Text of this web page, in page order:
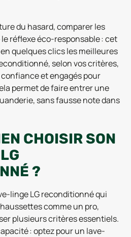
du hasard, comparer les
réflexe éco-responsable : cet
quelques clics les meilleures
selon vos critères,
et engagés pour
permet de faire entrer une
sans fausse note dans
CHOISIR SON
?
linge LG reconditionné qui
comme un pro,
plusieurs critères essentiels.
: optez pour un lave-